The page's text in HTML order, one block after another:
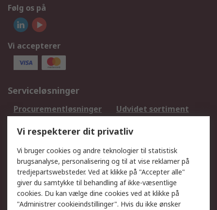
Følg os på
Vi accepterer
Serviceløsninger
Procurementløsninger
Udvidet sortiment
DesignSpark
Teknisk Support
Dit lokale salgsteam
Eksportløsninger
Support
Få hjælp
Returnering
Levering
Spor min ordre
Vi respekterer dit privatliv
Vi bruger cookies og andre teknologier til statistisk
brugsanalyse, personalisering og til at vise reklamer på
tredjepartswebsteder. Ved at klikke på "Accepter alle"
giver du samtykke til behandling af ikke-væsentlige
cookies. Du kan vælge dine cookies ved at klikke på
"Administrer cookieindstillinger". Hvis du ikke ønsker